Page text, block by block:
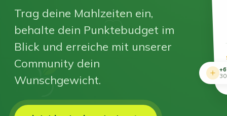
Trag deine Mahlzeiten ein,
behalte dein Punktebudget im
Blick und erreiche mit unserer
Community dein
Wunschgewicht.